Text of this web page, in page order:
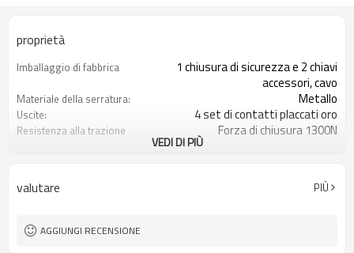
proprietà
Imballaggio di fabbrica
1 chiusura di sicurezza e 2 chiavi
accessori, cavo
Materiale della serratura: Metallo
Uscite: 4 set di contatti placcati oro
Resistenza alla trazione
Forza di chiusura 1300N
sblocco posteriore
Spia luminosa+sblocco di emergenza
operativi
VEDI DI PIÙ
valutare PIÙ
AGGIUNGI RECENSIONE